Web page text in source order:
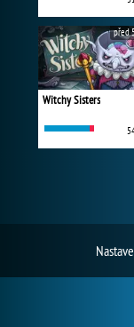
Witchy Sisters
před